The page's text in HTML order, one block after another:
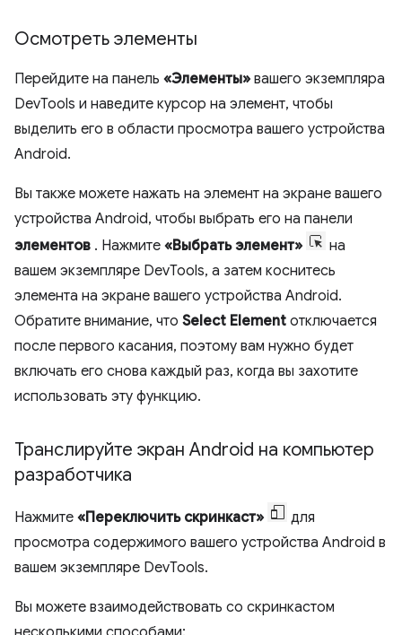
Осмотреть элементы
Перейдите на панель «Элементы» вашего экземпляра
DevTools и наведите курсор на элемент, чтобы
выделить его в области просмотра вашего устройства
Android.
Вы также можете нажать на элемент на экране вашего
устройства Android, чтобы выбрать его на панели
элементов . Нажмите «Выбрать элемент»
на
вашем экземпляре DevTools, а затем коснитесь
элемента на экране вашего устройства Android.
Обратите внимание, что Select Element отключается
после первого касания, поэтому вам нужно будет
включать его снова каждый раз, когда вы захотите
использовать эту функцию.
Транслируйте экран Android на компьютер
разработчика
Нажмите «Переключить скринкаст»
для
просмотра содержимого вашего устройства Android в
вашем экземпляре DevTools.
Вы можете взаимодействовать со скринкастом